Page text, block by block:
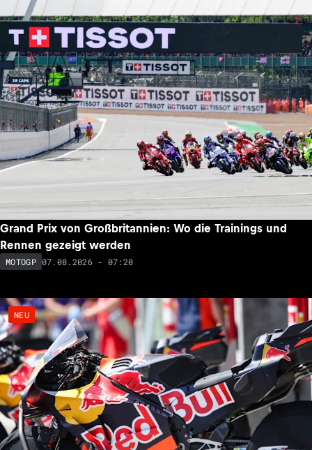
Grand Prix von Großbritannien: Wo die Trainings und
Rennen gezeigt werden
MOTOGP 07.08.2026 - 07:20
NEU